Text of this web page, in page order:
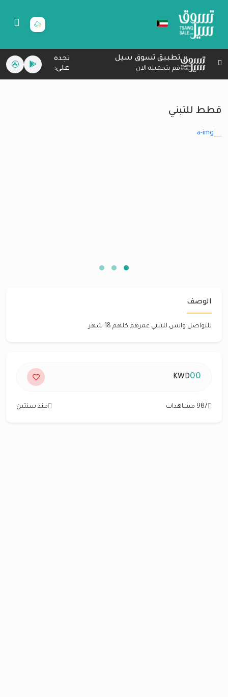
تطبيق تسوق سيل
قم بتحميله الان
تجده
على:
قطط للتبني
الوصف
للتواصل واتس للتبني عمرهم كلهم 18 شهر
00
KWD
987 مشاهدات منذ سنتين